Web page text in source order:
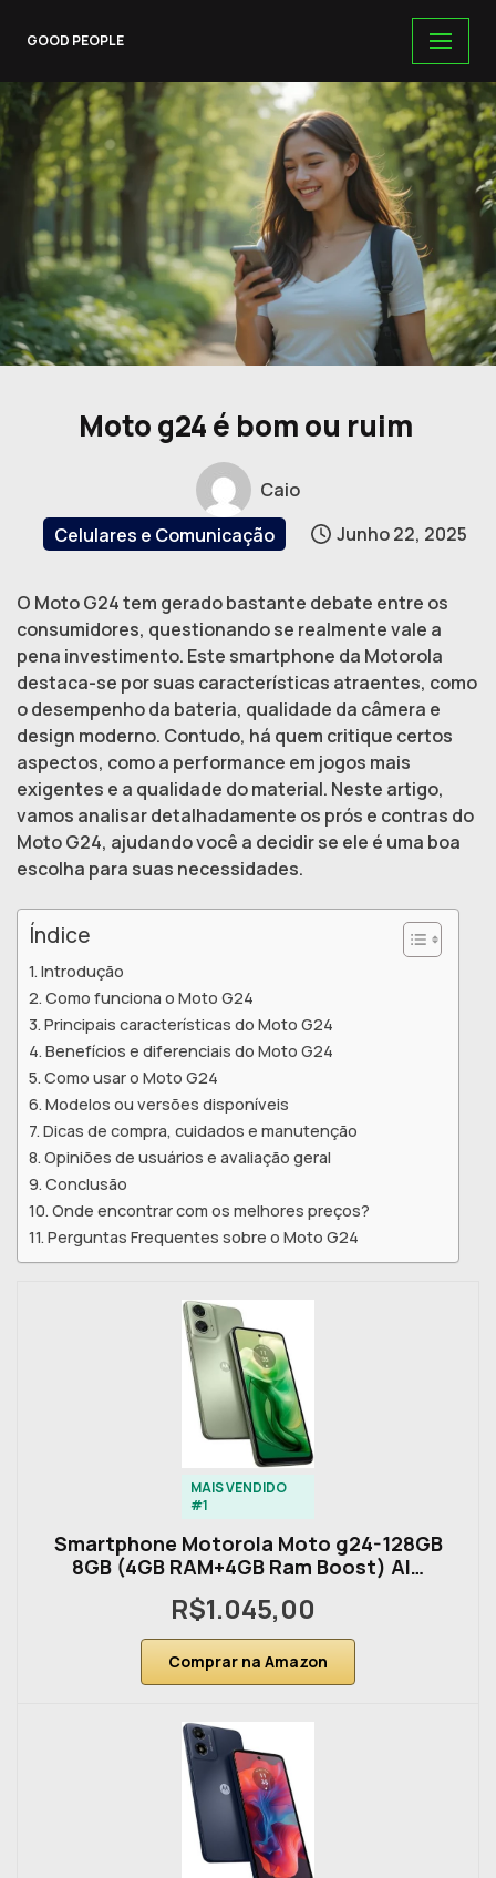
to
content
GOOD PEOPLE
Moto g24 é bom ou ruim
Caio
Celulares e Comunicação
Junho 22, 2025
O Moto G24 tem gerado bastante debate entre os
consumidores, questionando se realmente vale a
pena investimento. Este smartphone da Motorola
destaca-se por suas características atraentes, como
o desempenho da bateria, qualidade da câmera e
design moderno. Contudo, há quem critique certos
aspectos, como a performance em jogos mais
exigentes e a qualidade do material. Neste artigo,
vamos analisar detalhadamente os prós e contras do
Moto G24, ajudando você a decidir se ele é uma boa
escolha para suas necessidades.
Índice
Introdução
Como funciona o Moto G24
Principais características do Moto G24
Benefícios e diferenciais do Moto G24
Como usar o Moto G24
Modelos ou versões disponíveis
Dicas de compra, cuidados e manutenção
Opiniões de usuários e avaliação geral
Conclusão
Onde encontrar com os melhores preços?
Perguntas Frequentes sobre o Moto G24
MAIS VENDIDO
#1
Smartphone Motorola Moto g24-128GB
8GB (4GB RAM+4GB Ram Boost) AI…
R$1.045,00
Comprar na Amazon